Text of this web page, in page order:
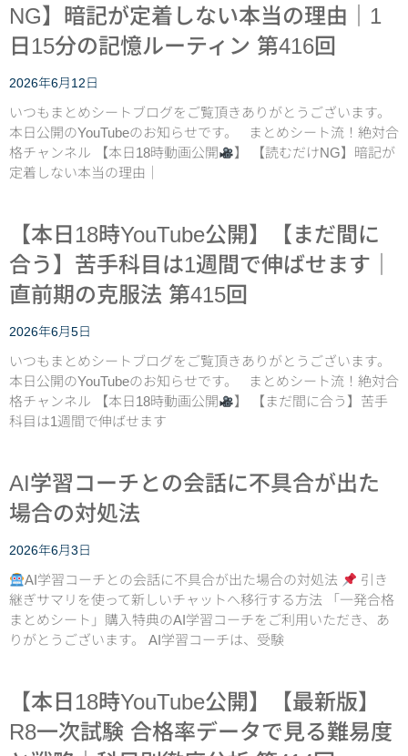
NG】暗記が定着しない本当の理由｜1
日15分の記憶ルーティン 第416回
2026年6月12日
いつもまとめシートブログをご覧頂きありがとうございます。
本日公開のYouTubeのお知らせです。 まとめシート流！絶対合
格チャンネル 【本日18時動画公開
】 【読むだけNG】暗記が
定着しない本当の理由｜
【本日18時YouTube公開】【まだ間に
合う】苦手科目は1週間で伸ばせます｜
直前期の克服法 第415回
2026年6月5日
いつもまとめシートブログをご覧頂きありがとうございます。
本日公開のYouTubeのお知らせです。 まとめシート流！絶対合
格チャンネル 【本日18時動画公開
】 【まだ間に合う】苦手
科目は1週間で伸ばせます
AI学習コーチとの会話に不具合が出た
場合の対処法
2026年6月3日
AI学習コーチとの会話に不具合が出た場合の対処法
引き
継ぎサマリを使って新しいチャットへ移行する方法 「一発合格
まとめシート」購入特典のAI学習コーチをご利用いただき、あ
りがとうございます。 AI学習コーチは、受験
【本日18時YouTube公開】【最新版】
R8一次試験 合格率データで見る難易度